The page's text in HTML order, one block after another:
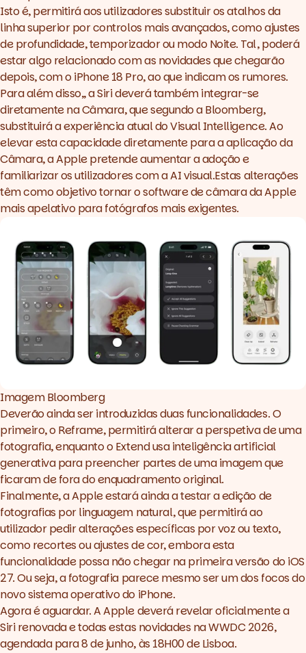
Isto é, permitirá aos utilizadores substituir os atalhos da
linha superior por controlos mais avançados, como ajustes
de profundidade, temporizador ou modo Noite. Tal, poderá
estar algo relacionado com as novidades que chegarão
depois, com oiPhone 18 Pro, ao que indicam os rumores.
Para além disso,, a Siri deverá também integrar-se
diretamente na Câmara, que segundo a Bloomberg,
substituirá a experiência atual do Visual Intelligence. Ao
elevar esta capacidade diretamente para a aplicação da
Câmara, a Apple pretende aumentar a adoção e
familiarizar os utilizadores com a AI visual.Estas alterações
têm como objetivo tornar osoftwarede câmara da Apple
mais apelativo para fotógrafos mais exigentes.
Imagem Bloomberg
Deverão ainda ser introduzidas duas funcionalidades. O
primeiro, oReframe, permitirá alterar a perspetiva de uma
fotografia, enquanto oExtendusa inteligência artificial
generativa para preencher partes de uma imagem que
ficaram de fora do enquadramento original.
Finalmente, a Apple estará ainda a testar a edição de
fotografias por linguagem natural, que permitirá ao
utilizador pedir alterações específicas por voz ou texto,
como recortes ou ajustes de cor, embora esta
funcionalidade possa não chegar na primeira versão do iOS
27. Ou seja, a fotografia parece mesmo ser um dos focos do
novo sistema operativo do iPhone.
Agora é aguardar. A Apple deverá revelar oficialmente a
Siri renovada e todas estas novidades naWWDC 2026,
agendada para 8 de junho, às 18H00 de Lisboa.